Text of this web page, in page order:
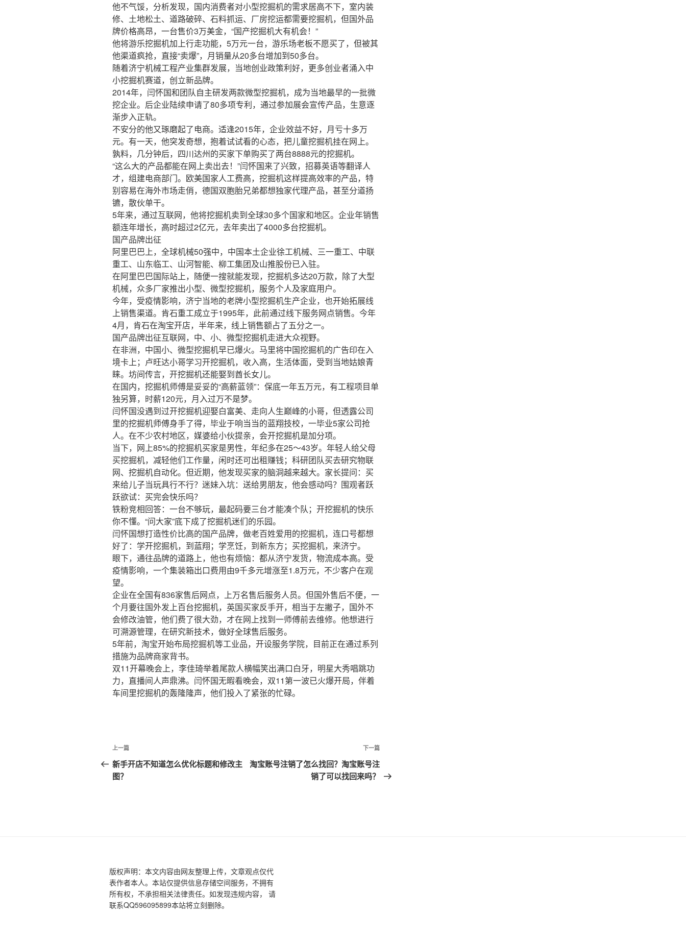
他不气馁，分析发现，国内消费者对小型挖掘机的需求居高不下，室内装
修、土地松土、道路破碎、石料抓运、厂房挖运都需要挖掘机，但国外品
牌价格高昂，一台售价3万美金，“国产挖掘机大有机会！”
他将游乐挖掘机加上行走功能，5万元一台，游乐场老板不愿买了，但被其
他渠道疯抢，直接“卖爆”，月销量从20多台增加到50多台。
随着济宁机械工程产业集群发展，当地创业政策利好，更多创业者涌入中
小挖掘机赛道，创立新品牌。
2014年，闫怀国和团队自主研发两款微型挖掘机，成为当地最早的一批微
挖企业。后企业陆续申请了80多项专利，通过参加展会宣传产品，生意逐
渐步入正轨。
不安分的他又琢磨起了电商。适逢2015年，企业效益不好，月亏十多万
元。有一天，他突发奇想，抱着试试看的心态，把儿童挖掘机挂在网上。
孰料，几分钟后，四川达州的买家下单购买了两台8888元的挖掘机。
“这么大的产品都能在网上卖出去！”闫怀国来了兴致，招募英语等翻译人
才，组建电商部门。欧美国家人工费高，挖掘机这样提高效率的产品，特
别容易在海外市场走俏，德国双胞胎兄弟都想独家代理产品，甚至分道扬
镳，散伙单干。
5年来，通过互联网，他将挖掘机卖到全球30多个国家和地区。企业年销售
额连年增长，高时超过2亿元，去年卖出了4000多台挖掘机。
国产品牌出征
阿里巴巴上，全球机械50强中，中国本土企业徐工机械、三一重工、中联
重工、山东临工、山河智能、柳工集团及山推股份已入驻。
在阿里巴巴国际站上，随便一搜就能发现，挖掘机多达20万款，除了大型
机械，众多厂家推出小型、微型挖掘机，服务个人及家庭用户。
今年，受疫情影响，济宁当地的老牌小型挖掘机生产企业，也开始拓展线
上销售渠道。肯石重工成立于1995年，此前通过线下服务网点销售。今年
4月，肯石在淘宝开店，半年来，线上销售额占了五分之一。
国产品牌出征互联网，中、小、微型挖掘机走进大众视野。
在非洲，中国小、微型挖掘机早已爆火。马里将中国挖掘机的广告印在入
境卡上；卢旺达小哥学习开挖掘机，收入高，生活体面，受到当地姑娘青
睐。坊间传言，开挖掘机还能娶到酋长女儿。
在国内，挖掘机师傅是妥妥的“高薪蓝领”：保底一年五万元，有工程项目单
独另算，时薪120元，月入过万不是梦。
闫怀国没遇到过开挖掘机迎娶白富美、走向人生巅峰的小哥，但透露公司
里的挖掘机师傅身手了得，毕业于响当当的蓝翔技校，一毕业5家公司抢
人。在不少农村地区，媒婆给小伙提亲，会开挖掘机是加分项。
当下，网上85%的挖掘机买家是男性，年纪多在25～43岁。年轻人给父母
买挖掘机，减轻他们工作量，闲时还可出租赚钱；科研团队买去研究物联
网、挖掘机自动化。但近期，他发现买家的脑洞越来越大。家长提问：买
来给儿子当玩具行不行？迷妹入坑：送给男朋友，他会感动吗？围观者跃
跃欲试：买完会快乐吗？
铁粉竞相回答：一台不够玩，最起码要三台才能凑个队；开挖掘机的快乐
你不懂。“问大家”底下成了挖掘机迷们的乐园。
闫怀国想打造性价比高的国产品牌，做老百姓爱用的挖掘机，连口号都想
好了：学开挖掘机，到蓝翔；学烹饪，到新东方；买挖掘机，来济宁。
眼下，通往品牌的道路上，他也有烦恼：都从济宁发货，物流成本高。受
疫情影响，一个集装箱出口费用由9千多元增涨至1.8万元，不少客户在观
望。
企业在全国有836家售后网点，上万名售后服务人员。但国外售后不便，一
个月要往国外发上百台挖掘机，英国买家反手开，相当于左撇子，国外不
会修改油管，他们费了很大劲，才在网上找到一师傅前去维修。他想进行
可溯源管理，在研究新技术，做好全球售后服务。
5年前，淘宝开始布局挖掘机等工业品，开设服务学院，目前正在通过系列
措施为品牌商家背书。
双11开幕晚会上，李佳琦举着尾款人横幅笑出满口白牙，明星大秀唱跳功
力，直播间人声鼎沸。闫怀国无暇看晚会，双11第一波已火爆开局，伴着
车间里挖掘机的轰隆隆声，他们投入了紧张的忙碌。
文
章
导
上
一
篇
上一篇
新手开店不知道怎么优化标题和修改主
图？
篇
下一篇
淘宝账号注销了怎么找回？淘宝账号注
销了可以找回来吗？
版权声明：本文内容由网友整理上传，文章观点仅代
表作者本人。本站仅提供信息存储空间服务，不拥有
所有权，不承担相关法律责任。如发现违规内容， 请
联系QQ596095899本站将立刻删除。